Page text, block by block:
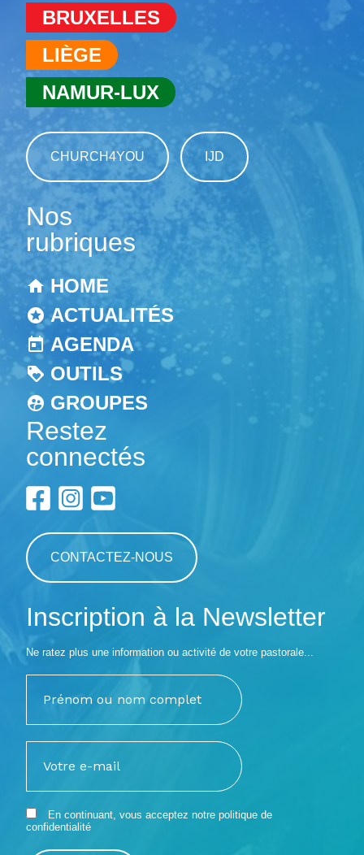
BRUXELLES
LIÈGE
NAMUR-LUX
CHURCH4YOU IJD
Nos
rubriques
HOME
ACTUALITÉS
AGENDA
OUTILS
GROUPES
Restez
connectés
CONTACTEZ-NOUS
Inscription à la Newsletter
Ne ratez plus une information ou activité de votre pastorale...
En continuant, vous acceptez notre politique de
confidentialité